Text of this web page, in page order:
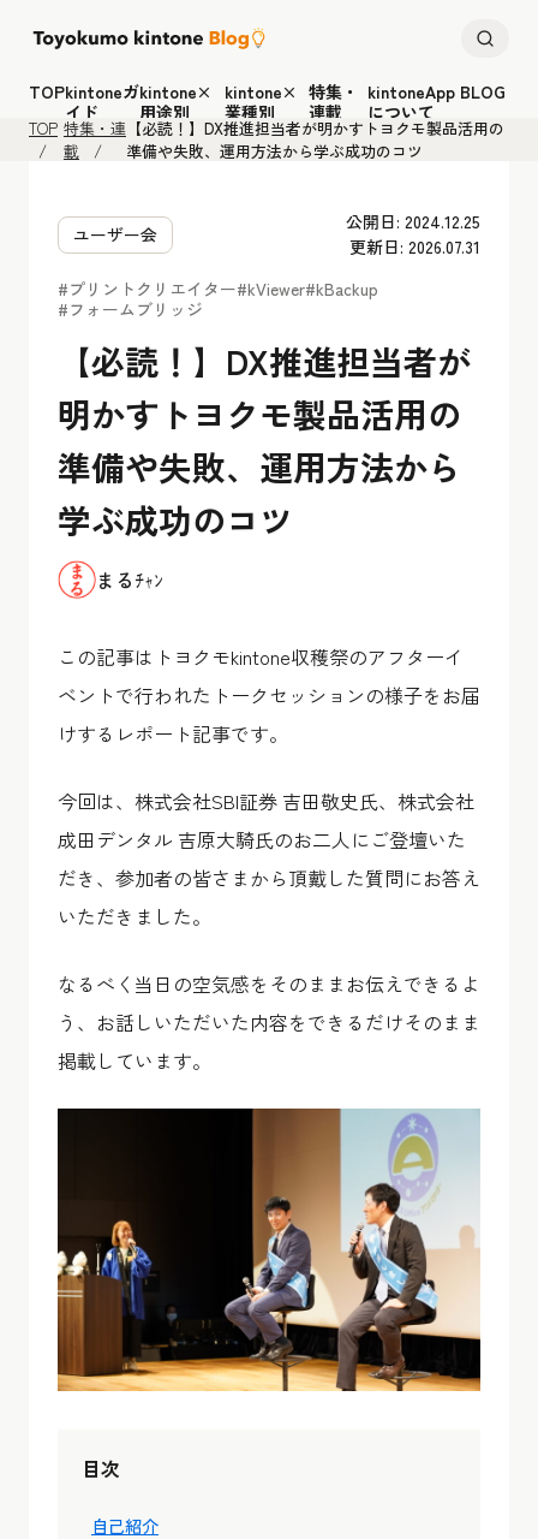
TOPkintoneガ
イド
kintone×
用途別
kintone×
業種別
特集・
連載
kintoneApp BLOG
について
TOP 特集・連
載
【必読！】DX推進担当者が明かすトヨクモ製品活用の
準備や失敗、運用方法から学ぶ成功のコツ
ユーザー会
公開日: 2024.12.25
更新日: 2026.07.31
#プリントクリエイター#kViewer#kBackup
#フォームブリッジ
【必読！】DX推進担当者が
明かすトヨクモ製品活用の
準備や失敗、運用方法から
学ぶ成功のコツ
まるﾁｬﾝ
この記事はトヨクモkintone収穫祭のアフターイ
ベントで行われたトークセッションの様子をお届
けするレポート記事です。
今回は、株式会社SBI証券 吉田敬史氏、株式会社
成田デンタル 吉原大騎氏のお二人にご登壇いた
だき、参加者の皆さまから頂戴した質問にお答え
いただきました。
なるべく当日の空気感をそのままお伝えできるよ
う、お話しいただいた内容をできるだけそのまま
掲載しています。
目次
自己紹介